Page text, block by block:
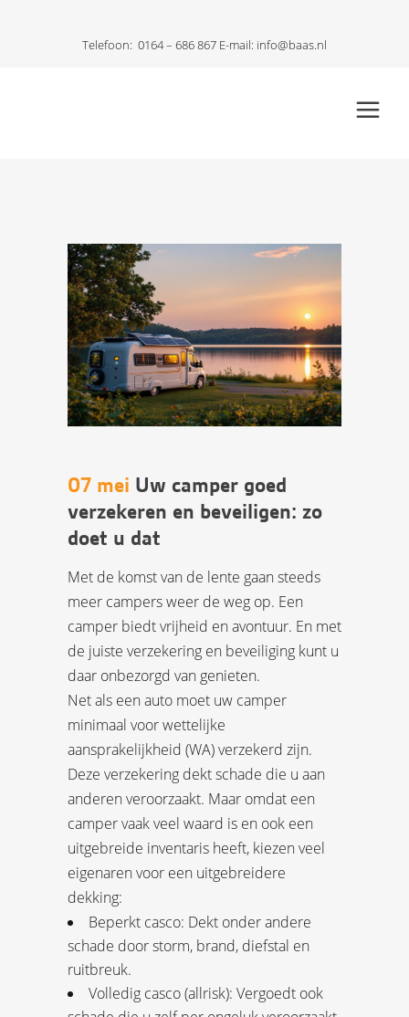
Telefoon: 0164 – 686 867 E-mail: info@baas.nl
07 mei Uw camper goed
verzekeren en beveiligen: zo
doet u dat
Met de komst van de lente gaan steeds
meer campers weer de weg op. Een
camper biedt vrijheid en avontuur. En met
de juiste verzekering en beveiliging kunt u
daar onbezorgd van genieten.
Net als een auto moet uw camper
minimaal voor wettelijke
aansprakelijkheid (WA) verzekerd zijn.
Deze verzekering dekt schade die u aan
anderen veroorzaakt. Maar omdat een
camper vaak veel waard is en ook een
uitgebreide inventaris heeft, kiezen veel
eigenaren voor een uitgebreidere
dekking:
Beperkt casco: Dekt onder andere
schade door storm, brand, diefstal en
ruitbreuk.
Volledig casco (allrisk): Vergoedt ook